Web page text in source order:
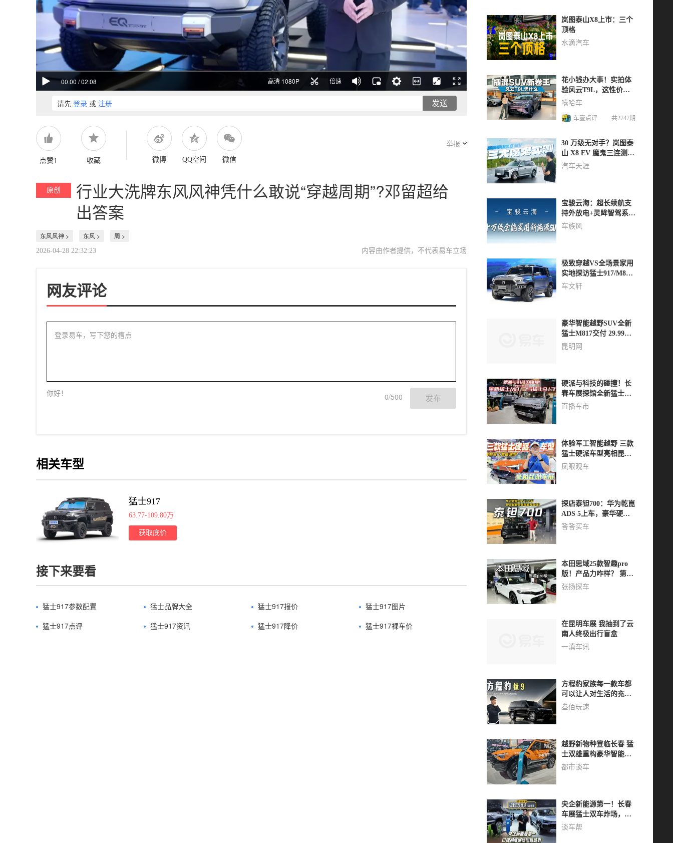
00:00 /02:08 高清 1080P 倍速
请先 登录 或 注册 发送
点赞1 收藏 微博 QQ空间 微信
举报
原创
行业大洗牌东风风神凭什么敢说“穿越周期”?邓留超给
出答案
东风风神 > 东风 > 周 >
2026-04-28 22:32:23 内容由作者提供，不代表易车立场
网友评论
登录易车，写下您的槽点
你好！ 发布
0/500
相关车型
猛士917
63.77-109.80万
获取底价
接下来要看
猛士917参数配置 猛士品牌大全 猛士917报价
猛士917图片
猛士917点评
猛士917资讯 猛士917降价 猛士917裸车价
岚图泰山X8上市：三个
顶格
水滴汽车
花小钱办大事！实拍体
验风云T9L，这性价比
有点狠
嘻哈车
车壹点评 共2747期
30 万级无对手？岚图泰
山 X8 EV 魔鬼三连测，
安全性能双超标
汽车天涯
宝骏云海：超长续航支
持外放电+灵眸智驾系
统，家庭出游优选新能
车族风
极致穿越VS全场景家用
实地探访猛士917/M817
双旗舰
车文轩
豪华智能越野SUV全新
猛士M817交付 29.99万
元起
昆明网
硬派与科技的碰撞！长
春车展探馆全新猛士
M817与猛士917
直播车市
体验军工智能越野 三款
猛士硬派车型亮相昆明
车展
凤眼观车
探店泰钽700：华为乾崑
ADS 5上车，豪华硬派
越野的智驾有多强？
答答买车
本田思域25款智趣pro
版！产品力咋样？ 第一
视角详细体验！
张扬探车
在昆明车展 我抽到了云
南人终极出行盲盒
一滇车讯
方程豹家族每一款车都
可以让人对生活的充满
想象。即将发布的#方程
叁佰玩速
越野新物种登临长春 猛
士双雄重构豪华智能越
野新范式
都市谈车
央企新能源第一！长春
车展猛士双车炸场，口
碑碾压同级越野#猛士
谈车帮